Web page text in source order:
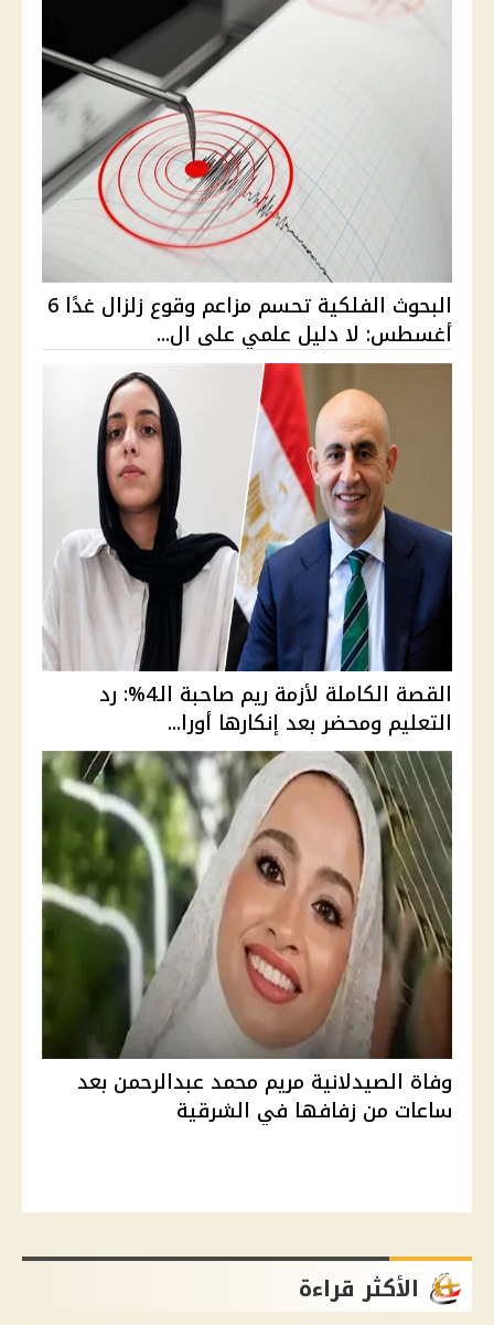
البحوث الفلكية تحسم مزاعم وقوع زلزال غدًا 6
أغسطس: لا دليل علمي على ال...
القصة الكاملة لأزمة ريم صاحبة الـ4%: رد
التعليم ومحضر بعد إنكارها أورا...
وفاة الصيدلانية مريم محمد عبدالرحمن بعد
ساعات من زفافها في الشرقية
الأكثر قراءة